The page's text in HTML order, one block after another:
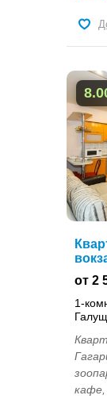
от 2
1-